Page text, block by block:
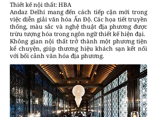
Thiết kế nội thất: HBA
Andaz Delhi mang đến cách tiếp cận mới trong
việc diễn giải văn hóa Ấn Độ. Các họa tiết truyền
thống, màu sắc và nghệ thuật địa phương được
trừu tượng hóa trong ngôn ngữ thiết kế hiện đại.
Không gian nội thất trở thành một phương tiện
kể chuyện, giúp thương hiệu khách sạn kết nối
với bối cảnh văn hóa địa phương.